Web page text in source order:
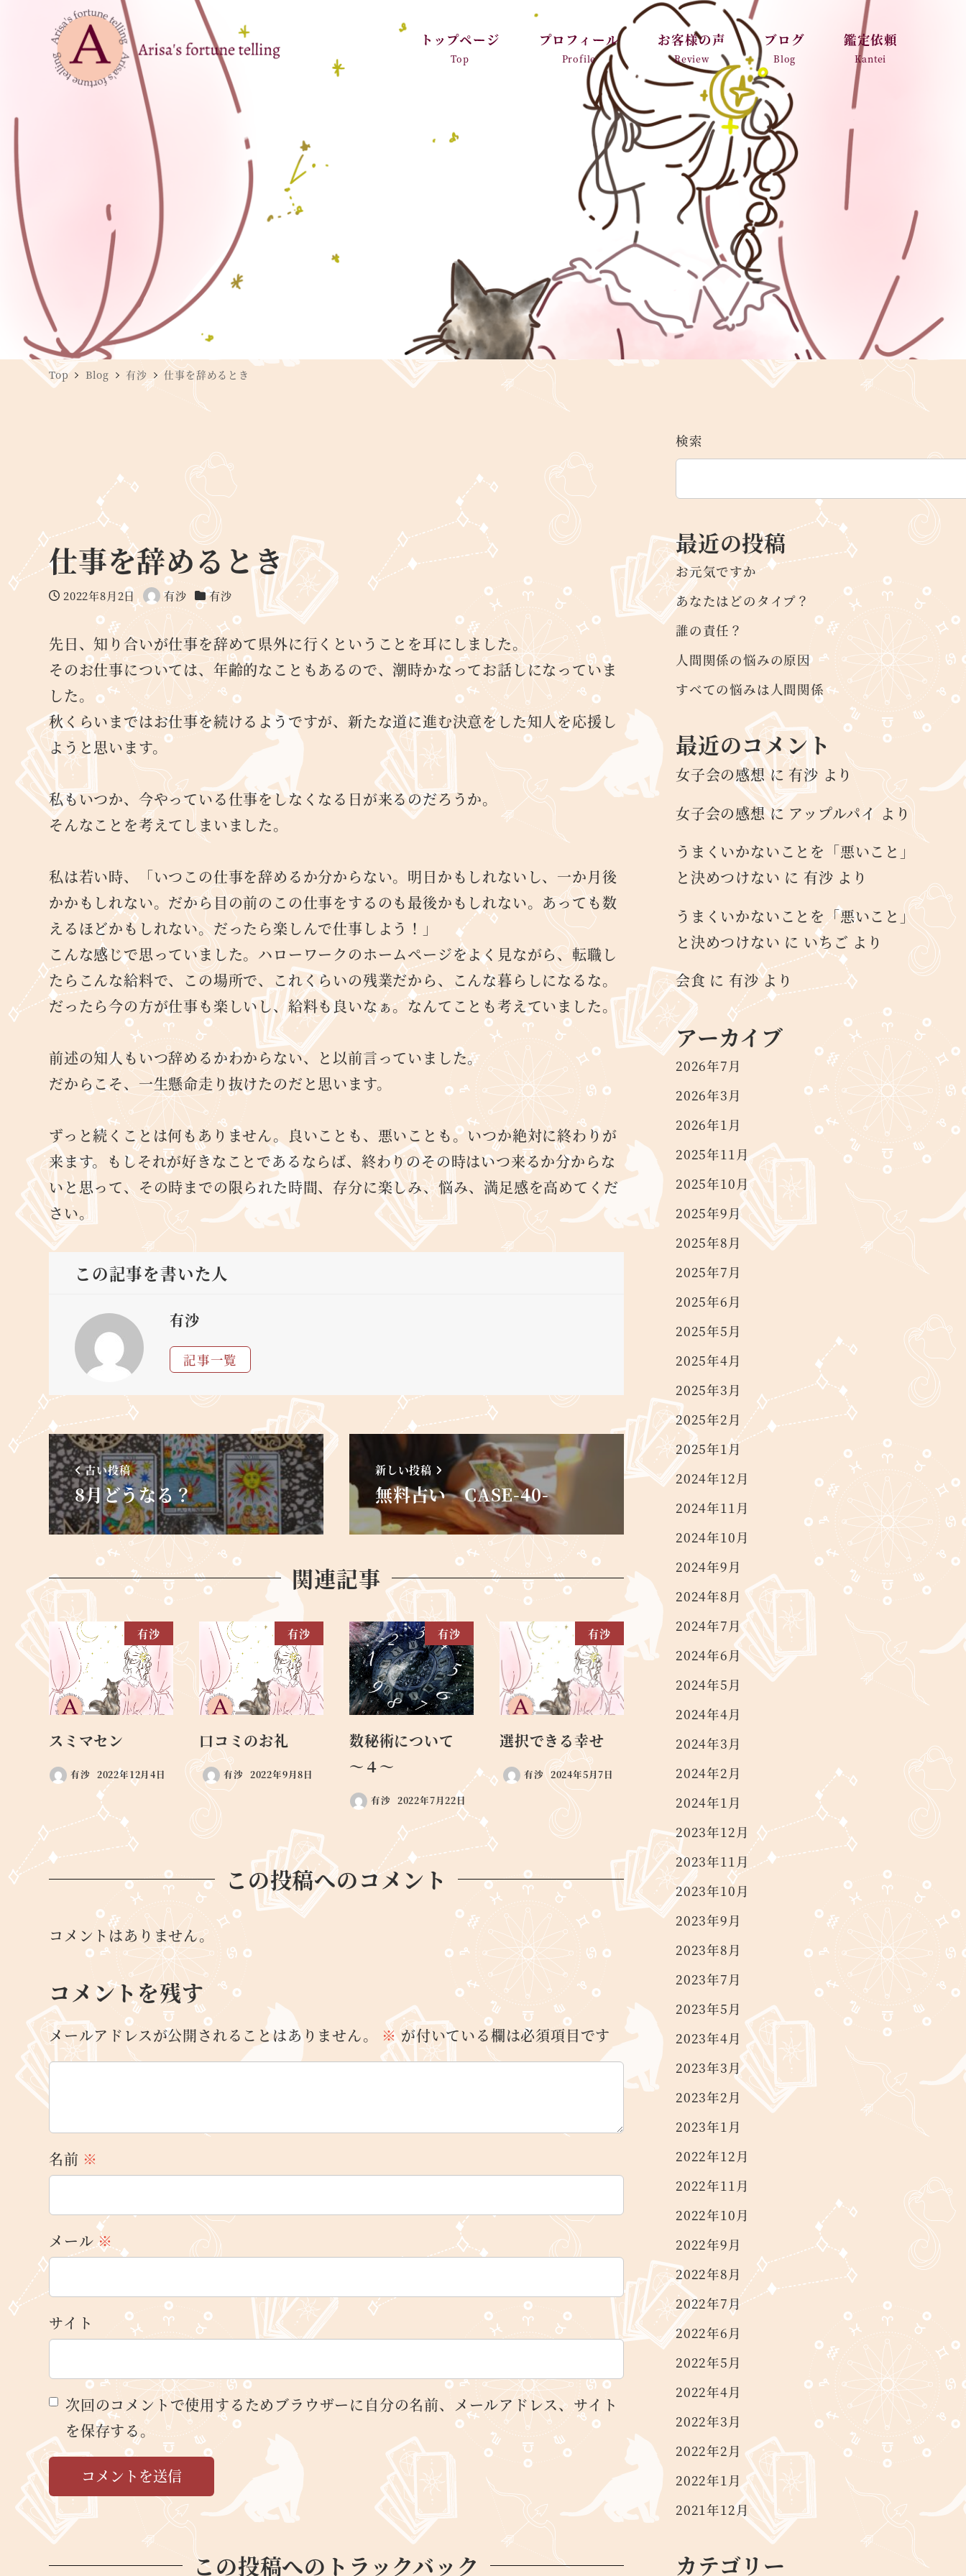
トップページ
Top
プロフィール
Profile
お客様の声
Review
ブログ
Blog
鑑定依頼
Kantei
Top Blog 有沙 仕事を辞めるとき
仕事を辞めるとき
投稿日
2022年8月2日
著
者
有沙
カテゴリー
有沙
先日、知り合いが仕事を辞めて県外に行くということを耳にしました。
そのお仕事については、年齢的なこともあるので、潮時かなってお話しになっていま
した。
秋くらいまではお仕事を続けるようですが、新たな道に進む決意をした知人を応援し
ようと思います。
私もいつか、今やっている仕事をしなくなる日が来るのだろうか。
そんなことを考えてしまいました。
私は若い時、「いつこの仕事を辞めるか分からない。明日かもしれないし、一か月後
かかもしれない。だから目の前のこの仕事をするのも最後かもしれない。あっても数
えるほどかもしれない。だったら楽しんで仕事しよう！」
こんな感じで思っていました。ハローワークのホームページをよく見ながら、転職し
たらこんな給料で、この場所で、これくらいの残業だから、こんな暮らしになるな。
だったら今の方が仕事も楽しいし、給料も良いなぁ。なんてことも考えていました。
前述の知人もいつ辞めるかわからない、と以前言っていました。
だからこそ、一生懸命走り抜けたのだと思います。
ずっと続くことは何もありません。良いことも、悪いことも。いつか絶対に終わりが
来ます。もしそれが好きなことであるならば、終わりのその時はいつ来るか分からな
いと思って、その時までの限られた時間、存分に楽しみ、悩み、満足感を高めてくだ
さい。
この記事を書いた人
有沙
記事一覧
古い投稿
8月どうなる？
新しい投稿
無料占い CASE-40-
関連記事
有沙
スミマセン
有沙 2022年12月4日
有沙
口コミのお礼
有沙 2022年9月8日
有沙
数秘術について
～４～
有沙 2022年7月22日
有沙
選択できる幸せ
有沙 2024年5月7日
この投稿へのコメント
コメントはありません。
コメントを残す
メールアドレスが公開されることはありません。 ※が付いている欄は必須項目です
名前 ※
メール※
サイト
次回のコメントで使用するためブラウザーに自分の名前、メールアドレス、サイト
を保存する。
この投稿へのトラックバック
検索
最近の投稿
お元気ですか
あなたはどのタイプ？
誰の責任？
人間関係の悩みの原因
すべての悩みは人間関係
最近のコメント
女子会の感想に 有沙 より
女子会の感想にアップルパイ より
うまくいかないことを「悪いこと」
と決めつけない に 有沙 より
うまくいかないことを「悪いこと」
と決めつけない に いちご より
会食 に 有沙より
アーカイブ
2026年7月
2026年3月
2026年1月
2025年11月
2025年10月
2025年9月
2025年8月
2025年7月
2025年6月
2025年5月
2025年4月
2025年3月
2025年2月
2025年1月
2024年12月
2024年11月
2024年10月
2024年9月
2024年8月
2024年7月
2024年6月
2024年5月
2024年4月
2024年3月
2024年2月
2024年1月
2023年12月
2023年11月
2023年10月
2023年9月
2023年8月
2023年7月
2023年5月
2023年4月
2023年3月
2023年2月
2023年1月
2022年12月
2022年11月
2022年10月
2022年9月
2022年8月
2022年7月
2022年6月
2022年5月
2022年4月
2022年3月
2022年2月
2022年1月
2021年12月
カテゴリー